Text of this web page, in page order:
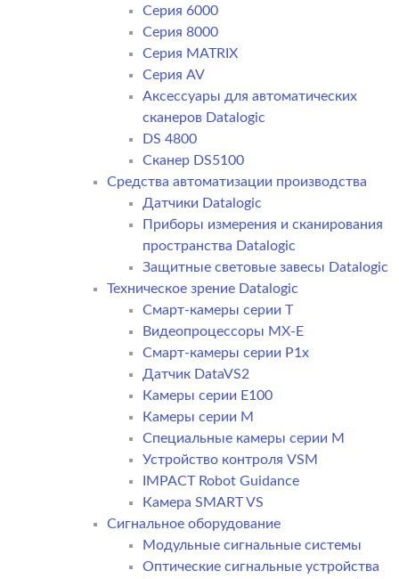
Серия 6000
Серия 8000
Серия MATRIX
Серия AV
Аксессуары для автоматических
сканеров Datalogic
DS 4800
Сканер DS5100
Средства автоматизации производства
Датчики Datalogic
Приборы измерения и сканирования
пространства Datalogic
Защитные световые завесы Datalogic
Техническое зрение Datalogic
Смарт-камеры серии T
Видеопроцессоры MX-E
Смарт-камеры серии P1x
Датчик DataVS2
Камеры серии E100
Камеры серии M
Специальные камеры серии M
Устройство контроля VSM
IMPACT Robot Guidance
Камера SMART VS
Cигнальное оборудование
Модульные сигнальные системы
Оптические сигнальные устройства